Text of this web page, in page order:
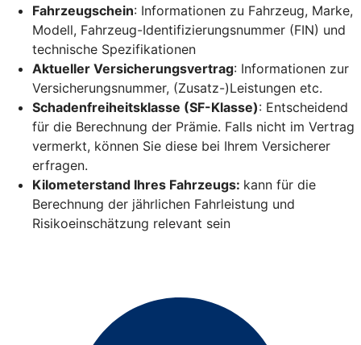
Fahrzeugschein: Informationen zu Fahrzeug, Marke,
Modell, Fahrzeug-Identifizierungsnummer (FIN) und
technische Spezifikationen
Aktueller Versicherungsvertrag: Informationen zur
Versicherungsnummer, (Zusatz-)Leistungen etc.
Schadenfreiheitsklasse (SF-Klasse): Entscheidend
für die Berechnung der Prämie. Falls nicht im Vertrag
vermerkt, können Sie diese bei Ihrem Versicherer
erfragen.
Kilometerstand Ihres Fahrzeugs: kann für die
Berechnung der jährlichen Fahrleistung und
Risikoeinschätzung relevant sein